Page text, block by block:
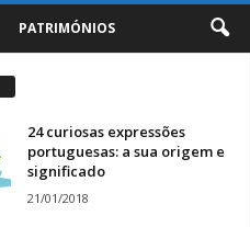
PATRIMÓNIOS
24 curiosas expressões
portuguesas: a sua origem e
significado
21/01/2018